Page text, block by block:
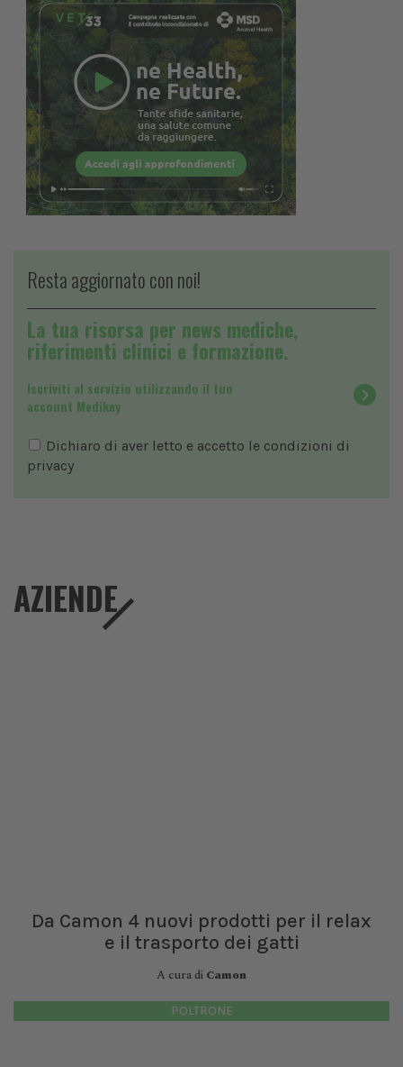
Resta aggiornato con noi!
La tua risorsa per news mediche,
riferimenti clinici e formazione.
Iscriviti al servizio utilizzando il tuo
account Medikey
Dichiaro di aver letto e accetto le condizioni di
privacy
AZIENDE
Da Camon 4 nuovi prodotti per il relax
e il trasporto dei gatti
A cura di Camon
POLTRONE